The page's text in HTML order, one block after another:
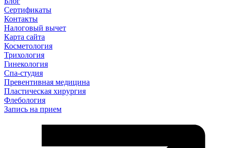
Сертификаты
Контакты
Налоговый вычет
Карта сайта
Косметология
Трихология
Гинекология
Спа-студия
Превентивная медицина
Пластическая хирургия
Флебология
Запись на прием